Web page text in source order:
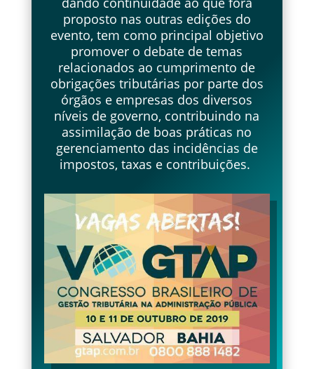
proposto nas outras edições do
evento, tem como principal objetivo
promover o debate de temas
relacionados ao cumprimento de
obrigações tributárias por parte dos
órgãos e empresas dos diversos
níveis de governo, contribuindo na
assimilação de boas práticas no
gerenciamento das incidências de
impostos, taxas e contribuições.